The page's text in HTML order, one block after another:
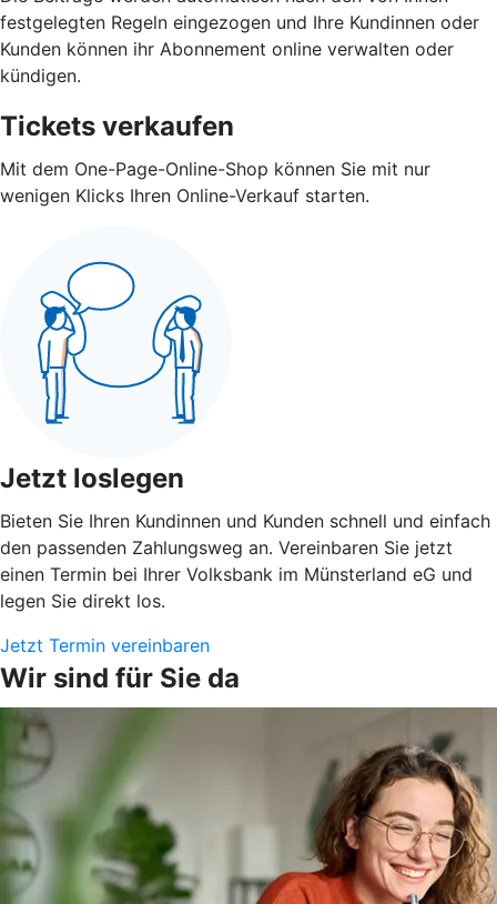
festgelegten Regeln eingezogen und Ihre Kundinnen oder
Kunden können ihr Abonnement online verwalten oder
kündigen.
Tickets verkaufen
Mit dem One-Page-Online-Shop können Sie mit nur
wenigen Klicks Ihren Online-Verkauf starten.
Jetzt loslegen
Bieten Sie Ihren Kundinnen und Kunden schnell und einfach
den passenden Zahlungsweg an. Vereinbaren Sie jetzt
einen Termin bei Ihrer Volksbank im Münsterland eG und
legen Sie direkt los.
Jetzt Termin vereinbaren
Wir sind für Sie da